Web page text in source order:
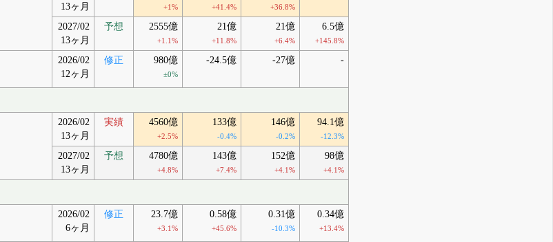
13ヶ月
+1% +41.4% +36.8%
2027/02
13ヶ月
予想 2555億
+1.1%
21億
+11.8%
21億
+6.4%
6.5億
+145.8%
2026/02
12ヶ月
修正 980億
±0%
-24.5億 -27億 -
2026/02
13ヶ月
実績 4560億
+2.5%
133億
-0.4%
146億
-0.2%
94.1億
-12.3%
2027/02
13ヶ月
予想 4780億
+4.8%
143億
+7.4%
152億
+4.1%
98億
+4.1%
2026/02
6ヶ月
修正 23.7億
+3.1%
0.58億
+45.6%
0.31億
-10.3%
0.34億
+13.4%